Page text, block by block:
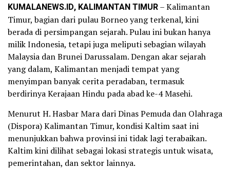
KUMALANEWS.ID, KALIMANTAN TIMUR– Kalimantan
Timur, bagian dari pulau Borneo yang terkenal, kini
berada di persimpangan sejarah. Pulau ini bukan hanya
milik Indonesia, tetapi juga meliputi sebagian wilayah
Malaysia dan Brunei Darussalam. Dengan akar sejarah
yang dalam, Kalimantan menjadi tempat yang
menyimpan banyak cerita peradaban, termasuk
berdirinya Kerajaan Hindu pada abad ke-4 Masehi.
Menurut H. Hasbar Mara dari Dinas Pemuda dan Olahraga
(Dispora) Kalimantan Timur, kondisi Kaltim saat ini
menunjukkan bahwa provinsi ini tidak lagi terabaikan.
Kaltim kini dilihat sebagai lokasi strategis untuk wisata,
pemerintahan, dan sektor lainnya.